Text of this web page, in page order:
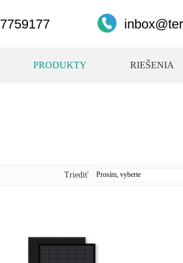
PRODUKTY RIEŠENIA
Triediť